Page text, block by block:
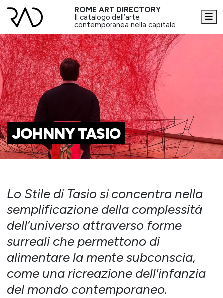
ROME ART DIRECTORY
Il catalogo dell’arte
contemporanea nella capitale
JOHNNY TASIO
Lo Stile di Tasio si concentra nella
semplificazione della complessità
dell’universo attraverso forme
surreali che permettono di
alimentare la mente subconscia,
come una ricreazione dell'infanzia
del mondo contemporaneo.